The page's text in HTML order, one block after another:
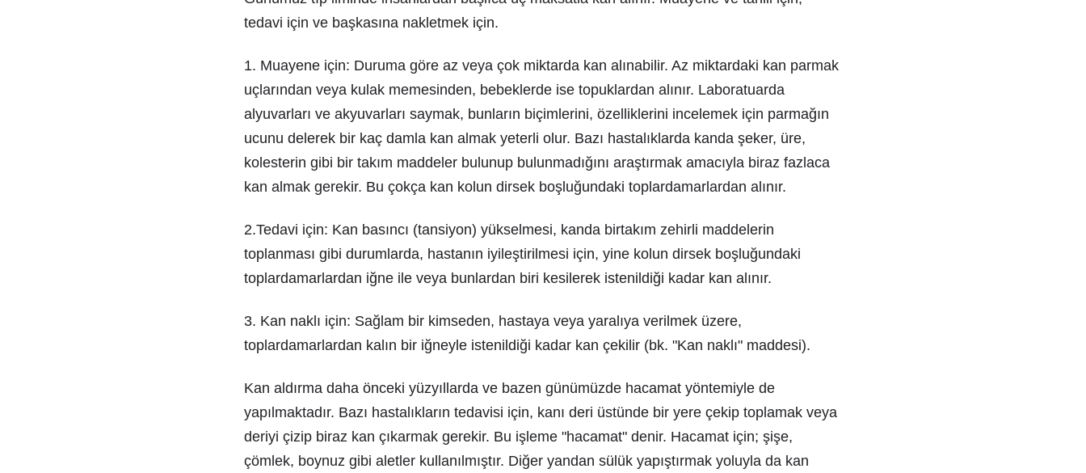
tedavi için ve başkasına nakletmek için.
1. Muayene için: Duruma göre az veya çok miktarda kan alınabilir. Az miktardaki kan parmak
uçlarından veya kulak memesinden, bebeklerde ise topuklardan alınır. Laboratuarda
alyuvarları ve akyuvarları saymak, bunların biçimlerini, özelliklerini incelemek için parmağın
ucunu delerek bir kaç damla kan almak yeterli olur. Bazı hastalıklarda kanda şeker, üre,
kolesterin gibi bir takım maddeler bulunup bulunmadığını araştırmak amacıyla biraz fazlaca
kan almak gerekir. Bu çokça kan kolun dirsek boşluğundaki toplardamarlardan alınır.
2.Tedavi için: Kan basıncı (tansiyon) yükselmesi, kanda birtakım zehirli maddelerin
toplanması gibi durumlarda, hastanın iyileştirilmesi için, yine kolun dirsek boşluğundaki
toplardamarlardan iğne ile veya bunlardan biri kesilerek istenildiği kadar kan alınır.
3. Kan naklı için: Sağlam bir kimseden, hastaya veya yaralıya verilmek üzere,
toplardamarlardan kalın bir iğneyle istenildiği kadar kan çekilir (bk. "Kan naklı" maddesi).
Kan aldırma daha önceki yüzyıllarda ve bazen günümüzde hacamat yöntemiyle de
yapılmaktadır. Bazı hastalıkların tedavisi için, kanı deri üstünde bir yere çekip toplamak veya
deriyi çizip biraz kan çıkarmak gerekir. Bu işleme "hacamat" denir. Hacamat için; şişe,
çömlek, boynuz gibi aletler kullanılmıştır. Diğer yandan sülük yapıştırmak yoluyla da kan